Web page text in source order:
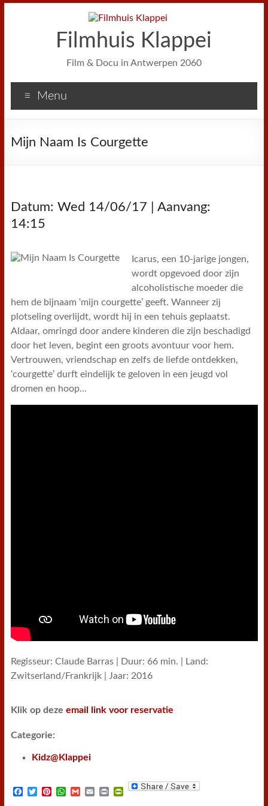
Filmhuis Klappei
Film & Docu in Antwerpen 2060
Menu
Mijn Naam Is Courgette
Datum: Wed 14/06/17 | Aanvang:
14:15
Icarus, een 10-jarige jongen,
wordt opgevoed door zijn
alcoholistische moeder die
hem de bijnaam ‘mijn courgette’ geeft. Wanneer zij
plotseling overlijdt, wordt hij in een tehuis geplaatst.
Aldaar, omringd door andere kinderen die zijn beschadigd
door het leven, begint een groots avontuur voor hem.
Vertrouwen, vriendschap en zelfs de liefde ontdekken,
‘courgette’ durft eindelijk te geloven in een jeugd vol
dromen en hoop…
Regisseur: Claude Barras | Duur: 66 min. | Land:
Zwitserland/Frankrijk | Jaar: 2016
Klik op deze email link voor reservatie
Categorie:
Kidz@Klappei
W
G
P